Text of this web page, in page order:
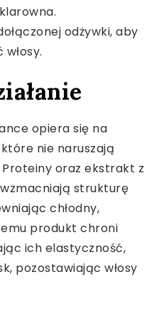
odżywki, aby
opiera się na
nie naruszają
oraz ekstrakt z
strukturę
chłodny,
produkt chroni
ich elastyczność,
pozostawiając włosy